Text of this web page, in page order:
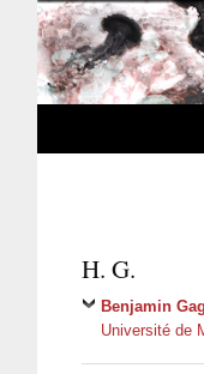
REVUE DE
H. G.
Benjamin
Université de